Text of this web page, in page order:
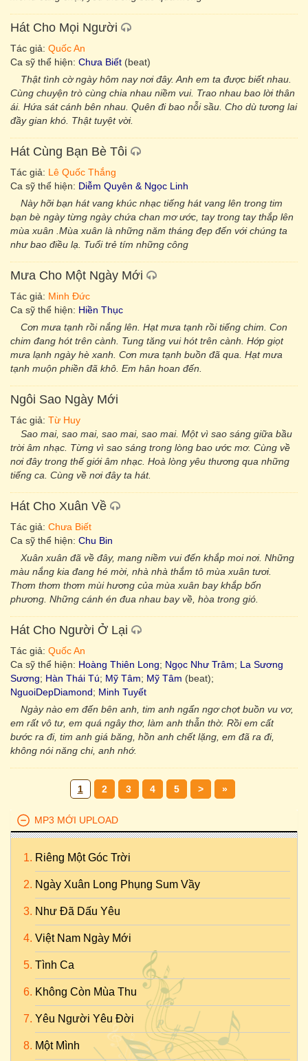
Hát Cho Mọi Người
Tác giả: Quốc An
Ca sỹ thể hiện: Chưa Biết (beat)
Thật tình cờ ngày hôm nay nơi đây. Anh em ta được biết nhau.
Cùng chuyện trò cùng chia nhau niềm vui. Trao nhau bao lời thân
ái. Hứa sát cánh bên nhau. Quên đi bao nỗi sầu. Cho dù tương lai
đầy gian khó. Thật tuyệt vời.
Hát Cùng Bạn Bè Tôi
Tác giả: Lê Quốc Thắng
Ca sỹ thể hiện: Diễm Quyên & Ngọc Linh
Này hỡi bạn hát vang khúc nhạc tiếng hát vang lên trong tim
bạn bè ngày từng ngày chứa chan mơ ước, tay trong tay thắp lên
mùa xuân .Mùa xuân là những năm tháng đẹp đến với chúng ta
như bao điều lạ. Tuổi trẻ tím những công
Mưa Cho Một Ngày Mới
Tác giả: Minh Đức
Ca sỹ thể hiện: Hiền Thục
Cơn mưa tạnh rồi nắng lên. Hạt mưa tạnh rồi tiếng chim. Con
chim đang hót trên cành. Tung tăng vui hót trên cành. Hớp giọt
mưa lạnh ngày hè xanh. Cơn mưa tạnh buồn đã qua. Hạt mưa
tạnh muộn phiền đã khô. Em hân hoan đến.
Ngôi Sao Ngày Mới
Tác giả: Từ Huy
Sao mai, sao mai, sao mai, sao mai. Một vì sao sáng giữa bầu
trời âm nhạc. Từng vì sao sáng trong lòng bao ước mơ. Cùng về
nơi đây trong thế giới âm nhạc. Hoà lòng yêu thương qua những
tiếng ca. Cùng về nơi đây ta hát.
Hát Cho Xuân Về
Tác giả: Chưa Biết
Ca sỹ thể hiện: Chu Bin
Xuân xuân đã về đây, mang niềm vui đến khắp moi nơi. Những
màu nắng kia đang hé mời, nhà nhà thắm tô mùa xuân tươi.
Thơm thơm thơm mùi hương của mùa xuân bay khắp bốn
phương. Những cánh én đua nhau bay về, hòa trong gió.
Hát Cho Người Ở Lại
Tác giả: Quốc An
Ca sỹ thể hiện: Hoàng Thiên Long; Ngọc Như Trâm; La Sương
Sương; Hàn Thái Tú; Mỹ Tâm; Mỹ Tâm (beat);
NguoiDepDiamond; Minh Tuyết
Ngày nào em đến bên anh, tim anh ngẩn ngơ chợt buồn vu vơ,
em rất vô tư, em quá ngây thơ, làm anh thẫn thờ. Rồi em cất
bước ra đi, tim anh giá băng, hồn anh chết lặng, em đã ra đi,
không nói năng chi, anh nhớ.
1 2 3 4 5 > »
MP3 MỚI UPLOAD
Riêng Một Góc Trời
Ngày Xuân Long Phụng Sum Vầy
Như Đã Dấu Yêu
Việt Nam Ngày Mới
Tình Ca
Không Còn Mùa Thu
Yêu Người Yêu Đời
Một Mình